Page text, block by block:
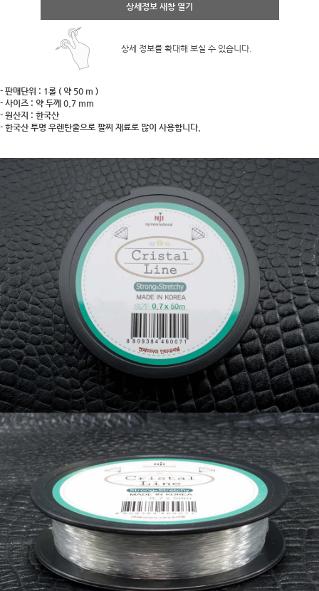
상세정보 새창 열기
상세 정보를 확대해 보실 수 있습니다.
- 판매단위 : 1롤 ( 약 50 m )
- 사이즈 : 약 두께 0.7 mm
- 원산지 : 한국산
- 한국산 투명 우렌탄줄으로 팔찌 재료로 많이 사용합니다.